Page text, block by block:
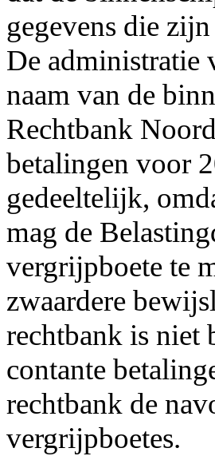
gegevens die
De administratie
naam van de
Rechtbank
betalingen voor
gedeeltelijk,
mag de
vergrijpboete te
zwaardere
rechtbank is niet
contante
rechtbank de
vergrijpboetes.